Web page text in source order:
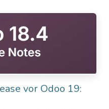
vor Odoo 19: